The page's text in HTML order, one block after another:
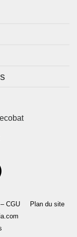
CGU
Plan du site